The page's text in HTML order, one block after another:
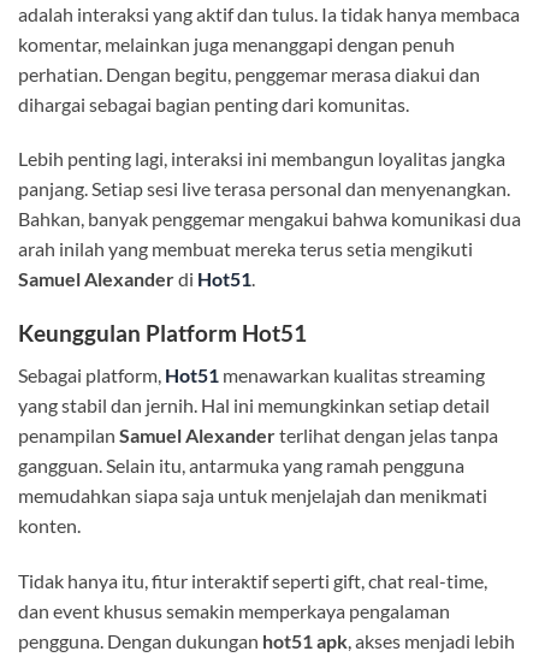
adalah interaksi yang aktif dan tulus. Ia tidak hanya membaca
komentar, melainkan juga menanggapi dengan penuh
perhatian. Dengan begitu, penggemar merasa diakui dan
dihargai sebagai bagian penting dari komunitas.
Lebih penting lagi, interaksi ini membangun loyalitas jangka
panjang. Setiap sesi live terasa personal dan menyenangkan.
Bahkan, banyak penggemar mengakui bahwa komunikasi dua
arah inilah yang membuat mereka terus setia mengikuti
Samuel Alexanderdi Hot51.
Keunggulan Platform Hot51
Sebagai platform, Hot51 menawarkan kualitas streaming
yang stabil dan jernih. Hal ini memungkinkan setiap detail
penampilan Samuel Alexanderterlihat dengan jelas tanpa
gangguan. Selain itu, antarmuka yang ramah pengguna
memudahkan siapa saja untuk menjelajah dan menikmati
konten.
Tidak hanya itu, fitur interaktif seperti gift, chat real-time,
dan event khusus semakin memperkaya pengalaman
pengguna. Dengan dukungan hot51 apk , akses menjadi lebih